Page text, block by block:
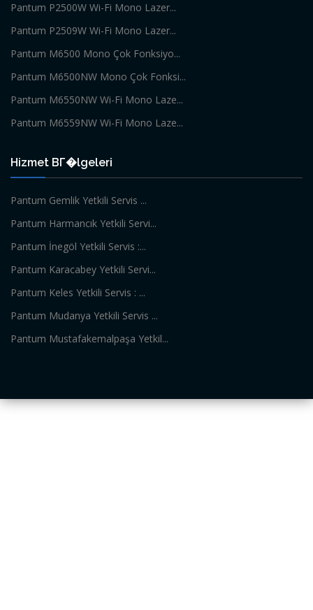
Pantum P2500W Wi-Fi Mono Lazer...
Pantum P2509W Wi-Fi Mono Lazer...
Pantum M6500 Mono Çok Fonksiyo...
Pantum M6500NW Mono Çok Fonksi...
Pantum M6550NW Wi-Fi Mono Laze...
Pantum M6559NW Wi-Fi Mono Laze...
Hizmet BГ�lgeleri
Pantum Gemlik Yetkili Servis ...
Pantum Harmancık Yetkili Servi...
Pantum İnegöl Yetkili Servis :...
Pantum Karacabey Yetkili Servi...
Pantum Keles Yetkili Servis : ...
Pantum Mudanya Yetkili Servis ...
Pantum Mustafakemalpaşa Yetkil...